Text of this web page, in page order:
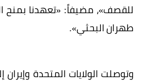
للقصف»، مضيفاً: «تعهدنا بمنح
طهران البحثي».
وتوصلت الولايات المتحدة